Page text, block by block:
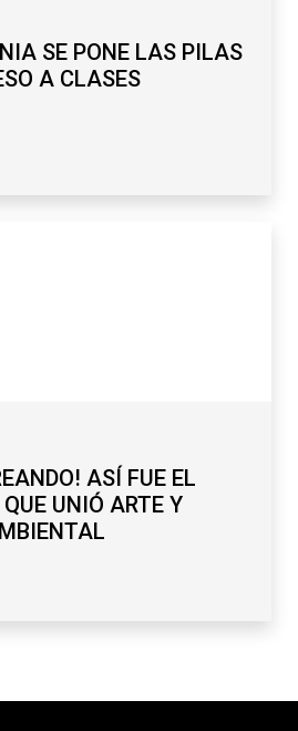
SE PONE LAS PILAS
A CLASES
ASÍ FUE EL
UNIÓ ARTE Y